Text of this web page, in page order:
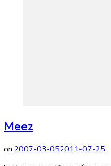
Meez
on 2007-03-052011-07-25